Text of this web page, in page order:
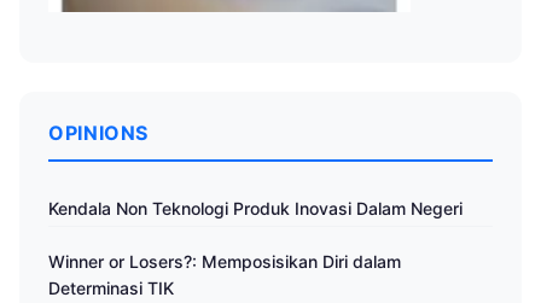
OPINIONS
Kendala Non Teknologi Produk Inovasi Dalam Negeri
Winner or Losers?: Memposisikan Diri dalam
Determinasi TIK